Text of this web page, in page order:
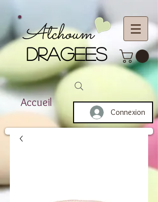
DRAGEES
Atchoum
Accueil
Connexion